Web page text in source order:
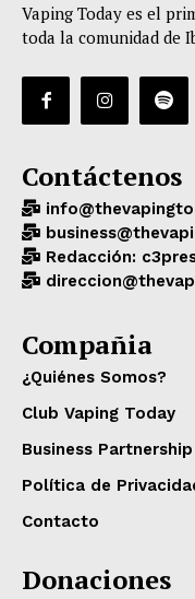
Vaping Today es el
toda la comunidad de
Contáctenos
Redacción:
Compañia
¿Quiénes Somos?
Club Vaping Today
Business Partnership
Política de
Contacto
Donaciones